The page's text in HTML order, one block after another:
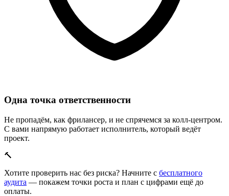
Одна точка ответственности
Не пропадём, как фрилансер, и не спрячемся за колл-центром.
С вами напрямую работает исполнитель, который ведёт
проект.
🔨
Хотите проверить нас без риска? Начните с бесплатного
аудита — покажем точки роста и план с цифрами ещё до
оплаты.